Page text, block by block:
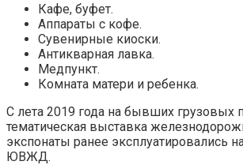
Кафе, буфет.
Аппараты с кофе.
Сувенирные киоски.
Антикварная лавка.
Медпункт.
Комната матери и ребенка.
С лета 2019 года на бывших грузовых
тематическая выставка
экспонаты ранее эксплуатировались
ЮВЖД.